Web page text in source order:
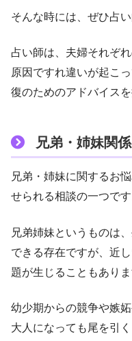
そんな時には、ぜひ占
占い師は、夫婦それぞ
原因ですれ違いが起こ
復のためのアドバイス
兄弟・姉妹関
兄弟・姉妹に関するお
せられる相談の一つです
兄弟姉妹というものは
できる存在ですが、近
題が生じることもありま
幼少期からの競争や嫉
大人になっても尾を引